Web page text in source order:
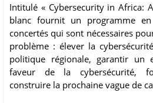
Intitulé « Cybersecurity in Africa:
blanc fournit un programme
concertés qui sont nécessaires
problème : élever la
politique régionale, garantir un
faveur de la cybersécurité,
construire la prochaine vague de